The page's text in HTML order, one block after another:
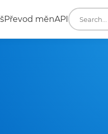
Převod měnAPI